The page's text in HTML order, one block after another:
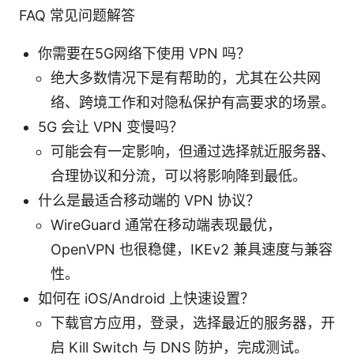
FAQ 常见问题解答
你需要在5G网络下使用 VPN 吗？
绝大多数情况下是有帮助的，尤其在公共网
络、跨境工作和对隐私保护有高要求的场景。
5G 会让 VPN 变慢吗？
可能会有一定影响，但通过选择就近服务器、
合理协议和分流，可以将影响降到最低。
什么是最适合移动端的 VPN 协议？
WireGuard 通常在移动端表现最优，
OpenVPN 也很稳健，IKEv2 兼具速度与兼容
性。
如何在 iOS/Android 上快速设置？
下载官方应用，登录，选择最近的服务器，开
启 Kill Switch 与 DNS 防护，完成测试。